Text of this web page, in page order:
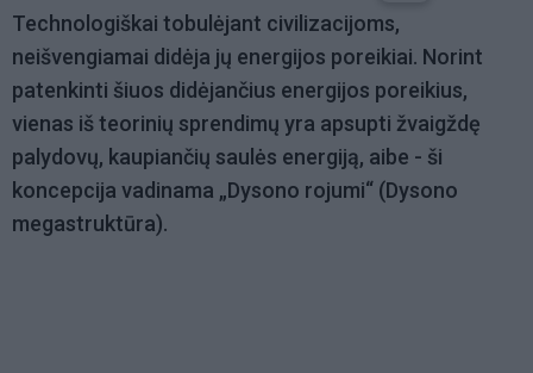
Technologiškai tobulėjant civilizacijoms,
neišvengiamai didėja jų energijos poreikiai. Norint
patenkinti šiuos didėjančius energijos poreikius,
vienas iš teorinių sprendimų yra apsupti žvaigždę
palydovų, kaupiančių saulės energiją, aibe - ši
koncepcija vadinama „Dysono rojumi“ (Dysono
megastruktūra).